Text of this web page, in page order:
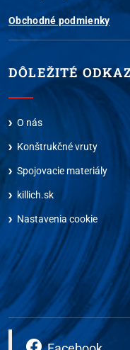
Obchodné podmienky
DÔLEŽITÉ
O nás
Konštrukčné vruty
Spojovacie materiály
killich.sk
Nastavenia cookie